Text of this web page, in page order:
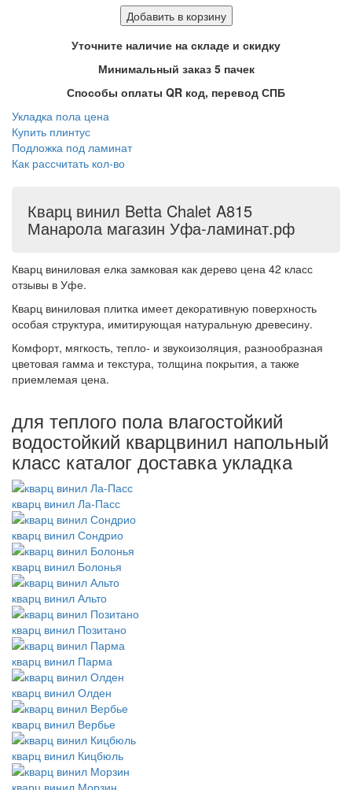
Добавить в корзину
Уточните наличие на складе и скидку
Минимальный заказ 5 пачек
Способы оплаты QR код, перевод СПБ
Укладка пола цена
Купить плинтус
Подложка под ламинат
Как рассчитать кол-во
Кварц винил Betta Chalet A815
Манарола магазин Уфа-ламинат.рф
Кварц виниловая елка замковая как дерево цена 42 класс
отзывы в Уфе.
Кварц виниловая плитка имеет декоративную поверхность
особая структура, имитирующая натуральную древесину.
Комфорт, мягкость, тепло- и звукоизоляция, разнообразная
цветовая гамма и текстура, толщина покрытия, а также
приемлемая цена.
для теплого пола влагостойкий
водостойкий кварцвинил напольный
класс каталог доставка укладка
кварц винил Ла-Пасс
кварц винил Сондрио
кварц винил Болонья
кварц винил Альто
кварц винил Позитано
кварц винил Парма
кварц винил Олден
кварц винил Вербье
кварц винил Кицбюль
кварц винил Морзин